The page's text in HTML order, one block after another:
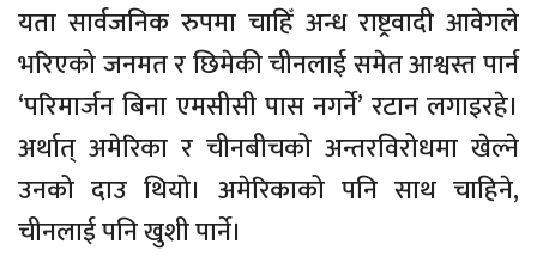
यता सार्वजनिक रुपमा चाहिँ अन्ध राष्ट्रवादी आवेगले
भरिएको जनमत र छिमेकी चीनलाई समेत आश्वस्त पार्न
‘परिमार्जन बिना एमसीसी पास नगर्ने’ रटान लगाइरहे।
अर्थात् अमेरिका र चीनबीचको अन्तरविरोधमा खेल्ने
उनको दाउ थियो। अमेरिकाको पनि साथ चाहिने,
चीनलाई पनि खुशी पार्ने।